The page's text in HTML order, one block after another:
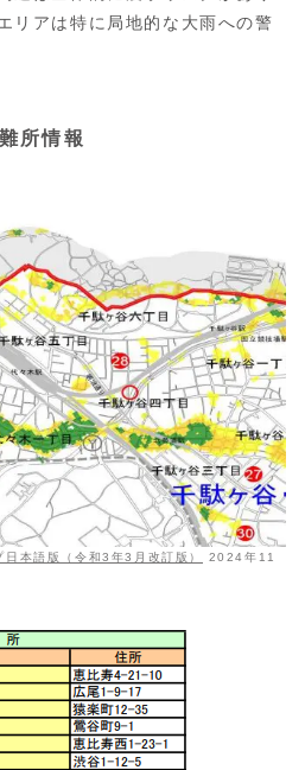
リアは特に局地的な大雨への警
所情報
本語版（令和3年3月改訂版）
2024年11